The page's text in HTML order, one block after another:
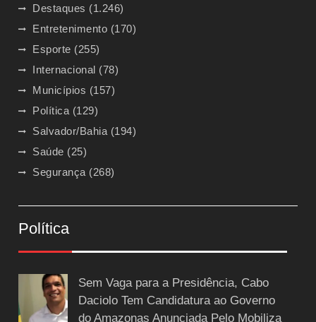
Destaques (1.246)
Entretenimento (170)
Esporte (255)
Internacional (78)
Municípios (157)
Política (129)
Salvador/Bahia (194)
Saúde (25)
Segurança (268)
Política
Sem Vaga para a Presidência, Cabo
Daciolo Tem Candidatura ao Governo
do Amazonas Anunciada Pelo Mobiliza